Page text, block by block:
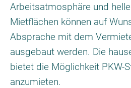
Arbeitsatmosphäre und
Mietflächen können auf
Absprache mit dem
ausgebaut werden. Die
bietet die Möglichkeit PKW-
anzumieten.